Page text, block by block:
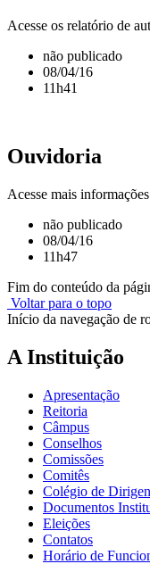
Acesse os relatório de
não publicado
08/04/16
11h41
Ouvidoria
Acesse mais
não publicado
08/04/16
11h47
Fim do conteúdo da
Voltar para o topo
Início da navegação de
A Instituição
Apresentação
Reitoria
Câmpus
Conselhos
Comissões
Comitês
Colégio de
Documentos
Eleições
Contatos
Horário de